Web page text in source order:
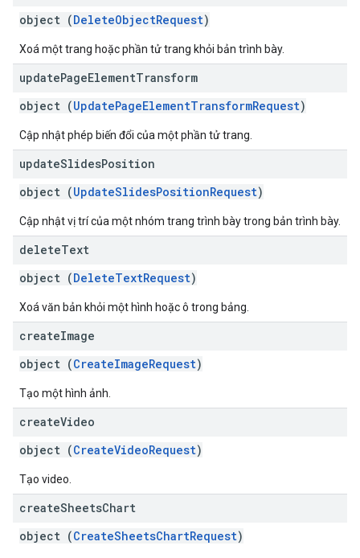
object (DeleteObjectRequest)
Xoá một trang hoặc phần tử trang khỏi bản trình bày.
updatePageElementTransform
object (UpdatePageElementTransformRequest)
Cập nhật phép biến đổi của một phần tử trang.
updateSlidesPosition
object (UpdateSlidesPositionRequest)
Cập nhật vị trí của một nhóm trang trình bày trong bản trình bày.
deleteText
object (DeleteTextRequest)
Xoá văn bản khỏi một hình hoặc ô trong bảng.
createImage
object (CreateImageRequest)
Tạo một hình ảnh.
createVideo
object (CreateVideoRequest)
Tạo video.
createSheetsChart
object (CreateSheetsChartRequest)